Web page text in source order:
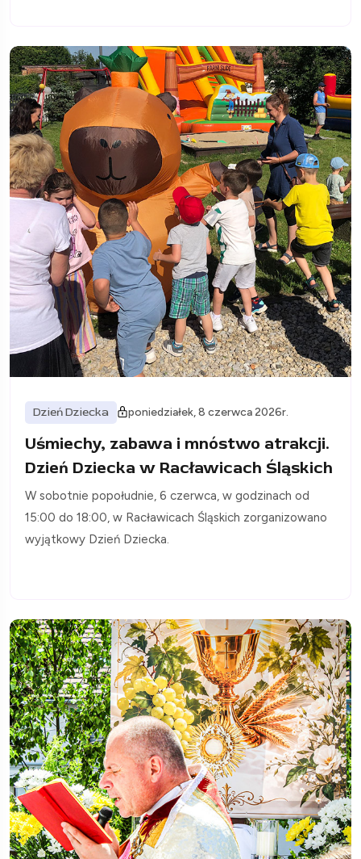
Dzień Dziecka poniedziałek, 8 czerwca 2026r.
Uśmiechy, zabawa i mnóstwo atrakcji.
Dzień Dziecka w Racławicach Śląskich
W sobotnie popołudnie, 6 czerwca, w godzinach od
15:00 do 18:00, w Racławicach Śląskich zorganizowano
wyjątkowy Dzień Dziecka.